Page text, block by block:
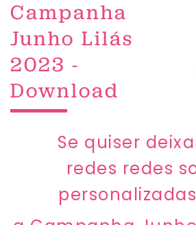
Campanha
Junho Lilás
2023 -
Download
Se quiser
redes redes